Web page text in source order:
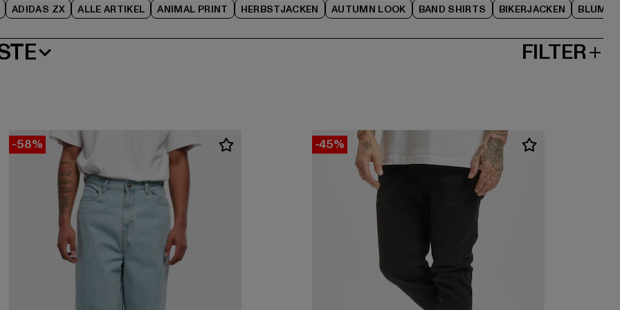
ADIDAS ZX ALLE ARTIKEL ANIMAL PRINT HERBSTJACKEN AUTUMN LOOK BAND SHIRTS BIKERJACKEN
FILTER
-58% -45%